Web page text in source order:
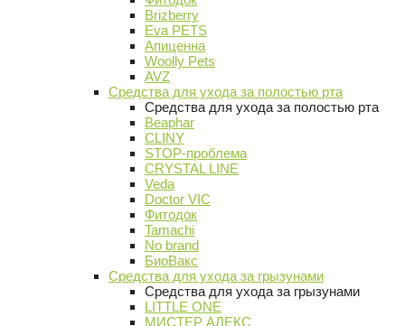
Brizberry
Eva PETS
Апиценна
Woolly Pets
AVZ
Средства для ухода за полостью рта
Средства для ухода за полостью рта
Beaphar
CLINY
STOP-проблема
CRYSTAL LINE
Veda
Doctor VIC
Фитодок
Tamachi
No brand
БиоВакс
Средства для ухода за грызунами
Средства для ухода за грызунами
LITTLE ONE
МИСТЕР АЛЕКС